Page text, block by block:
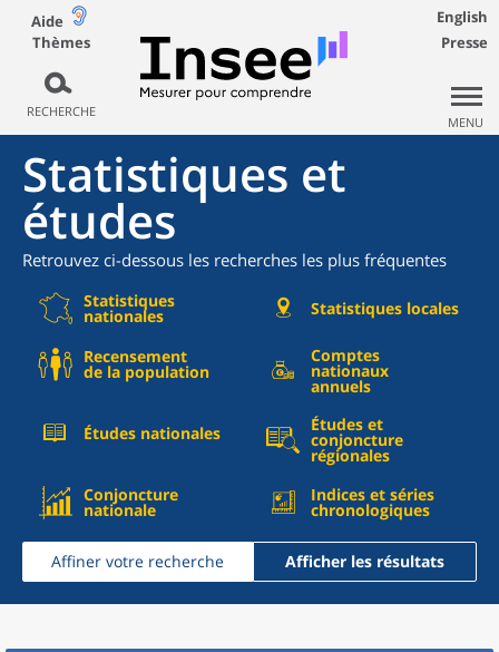
Aide
Thèmes
RECHERCHE
English
Presse
MENU
Statistiques et
études
Retrouvez ci-dessous les recherches les plus fréquentes
Statistiques
nationales Statistiques locales
Recensement
de la population
Comptes
nationaux
annuels
Études nationales Études et
conjoncture
régionales
Conjoncture
nationale
Indices et séries
chronologiques
Affiner votre recherche Afficher les résultats